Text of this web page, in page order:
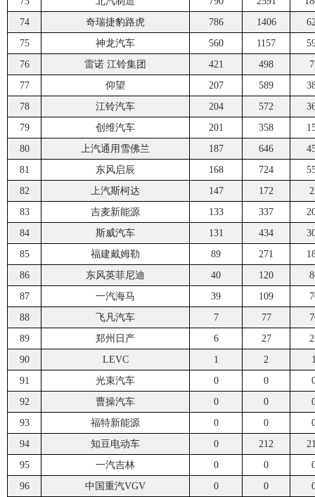
74
奇瑞捷豹路虎 786 1406
75
神龙汽车 560 1157
76
雷诺 江铃集团 421 498
77
仰望 207 589
78
江铃汽车 204 572
79
创维汽车 201 358
80
上汽通用雪佛兰 187 646
81
东风启辰 168 724
82
上汽斯柯达 147 172
83
吉麦新能源 133 337
84
斯威汽车 131 434
85
福建戴姆勒 89 271
86
东风英菲尼迪 40 120
87
一汽海马 39 109
88
飞凡汽车 7 77
89
郑州日产 6 27
90
LEVC 1 2
91
光束汽车 0 0
92
曹操汽车 0 0
93
福特新能源 0 0
94
知豆电动车 0 212
95
一汽吉林 0 0
96
中国重汽VGV 0 0